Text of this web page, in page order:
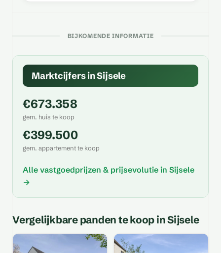
BIJKOMENDE INFORMATIE
Marktcijfers in Sijsele
€673.358
gem. huis te koop
€399.500
gem. appartement te koop
Alle vastgoedprijzen & prijsevolutie in Sijsele
→
Vergelijkbare panden te koop in Sijsele